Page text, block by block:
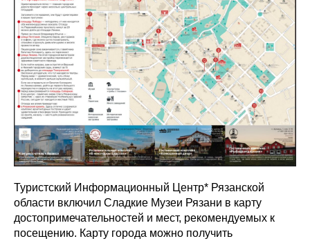
Туристский Информационный Центр* Рязанской
области включил Сладкие Музеи Рязани в карту
достопримечательностей и мест, рекомендуемых к
посещению. Карту города можно получить